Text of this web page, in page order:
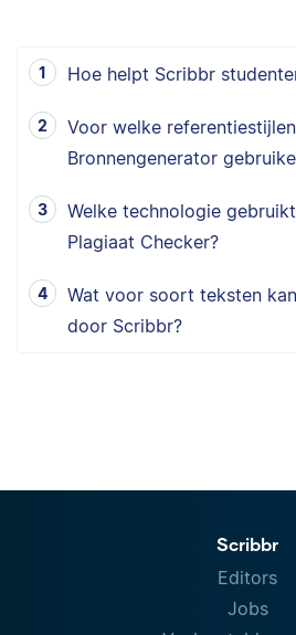
Hoe helpt Scribbr
Voor welke
Bronnengenerator
Welke technologie
Plagiaat Checker?
Wat voor soort teksten
door Scribbr?
Scribbr
Editors
Jobs